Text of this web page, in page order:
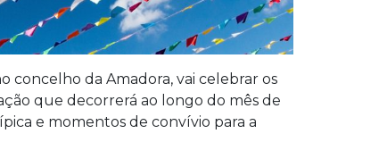
concelho da Amadora, vai celebrar os
que decorrerá ao longo do mês de
e momentos de convívio para a